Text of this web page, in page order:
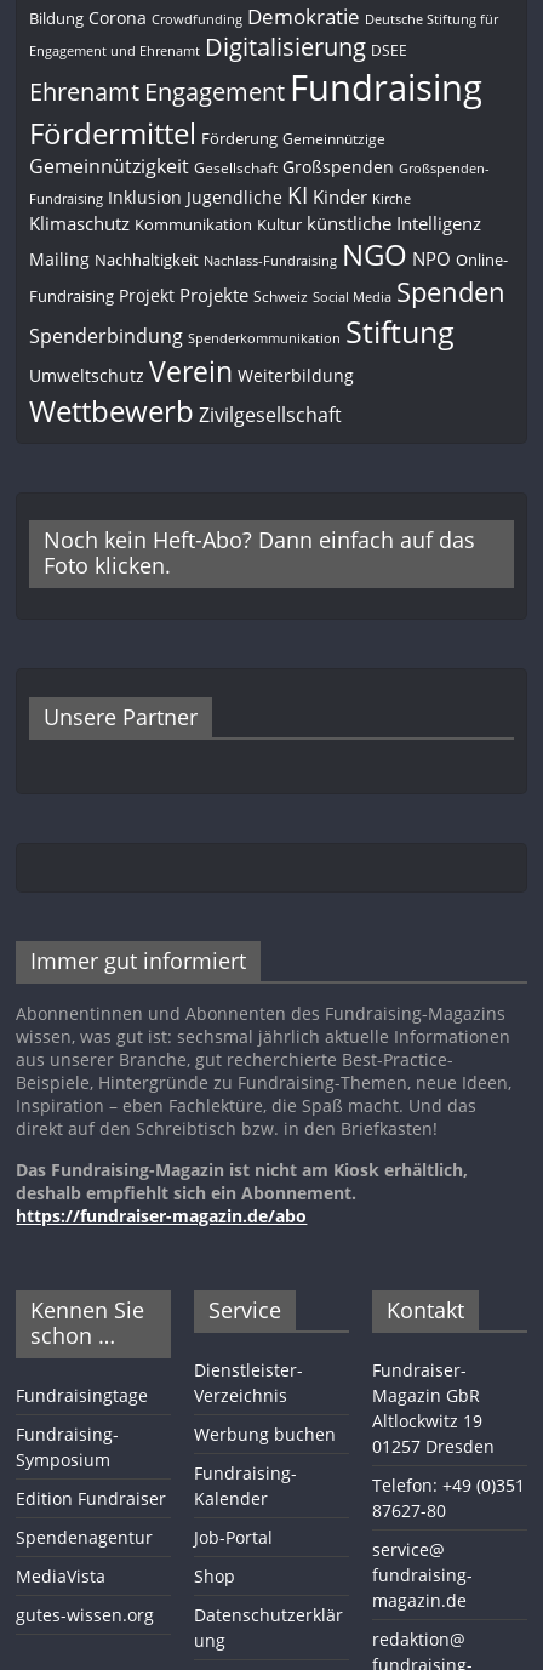
Bildung Corona Crowdfunding Demokratie Deutsche Stiftung für
Engagement und Ehrenamt Digitalisierung DSEE
Ehrenamt Engagement Fundraising
Fördermittel Förderung Gemeinnützige
Gemeinnützigkeit Gesellschaft Großspenden Großspenden-
Fundraising Inklusion Jugendliche KI Kinder Kirche
Klimaschutz Kommunikation Kultur künstliche Intelligenz
Mailing Nachhaltigkeit Nachlass-Fundraising NGO NPO Online-
Fundraising Projekt Projekte Schweiz Social Media Spenden
Spenderbindung Spenderkommunikation Stiftung
Umweltschutz Verein Weiterbildung
Wettbewerb Zivilgesellschaft
Noch kein Heft-Abo? Dann einfach auf das
Foto klicken.
Unsere Partner
Immer gut informiert
Abonnentinnen und Abonnenten des Fundraising-Magazins
wissen, was gut ist: sechsmal jährlich aktuelle Informationen
aus unserer Branche, gut recherchierte Best-Practice-
Beispiele, Hintergründe zu Fundraising-Themen, neue Ideen,
Inspiration – eben Fachlektüre, die Spaß macht. Und das
direkt auf den Schreibtisch bzw. in den Briefkasten!
Das Fundraising-Magazin ist nicht am Kiosk erhältlich,
deshalb empfiehlt sich ein Abonnement.
https://fundraiser-magazin.de/abo
Kennen Sie
schon …
Fundraisingtage
Fundraising-
Symposium
Edition Fundraiser
Spendenagentur
MediaVista
gutes-wissen.org
Service
Dienstleister-
Verzeichnis
Werbung buchen
Fundraising-
Kalender
Job-Portal
Shop
Datenschutzerklär
ung
Kontakt
Fundraiser-
Magazin GbR
Altlockwitz 19
01257 Dresden
Telefon: +49 (0)351
87627-80
service@
fundraising-
magazin.de
redaktion@
fundraising-